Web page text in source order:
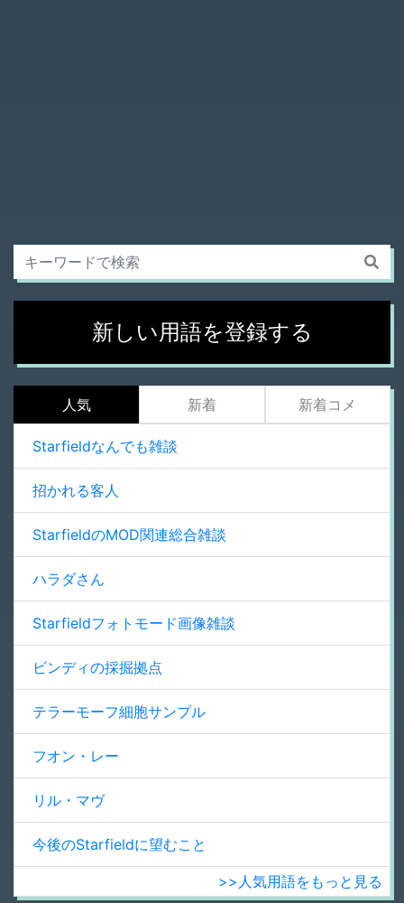
新しい用語を登録する
人気 新着 新着コメ
Starfieldなんでも雑談
招かれる客人
StarfieldのMOD関連総合雑談
ハラダさん
Starfieldフォトモード画像雑談
ビンディの採掘拠点
テラーモーフ細胞サンプル
フオン・レー
リル・マヴ
今後のStarfieldに望むこと
>>人気用語をもっと見る